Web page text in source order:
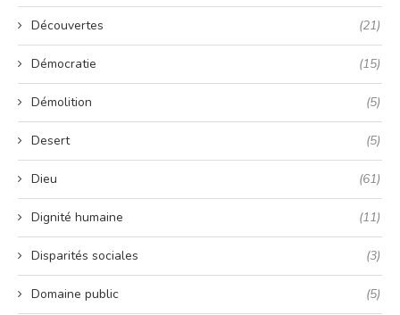
Découvertes (21)
Démocratie (15)
Démolition (5)
Desert (5)
Dieu (61)
Dignité humaine (11)
Disparités sociales (3)
Domaine public (5)